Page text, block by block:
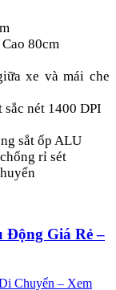
80cm
xe và mái che
nét 1400 DPI
sắt ốp ALU
rỉ sét
Động Giá Rẻ –